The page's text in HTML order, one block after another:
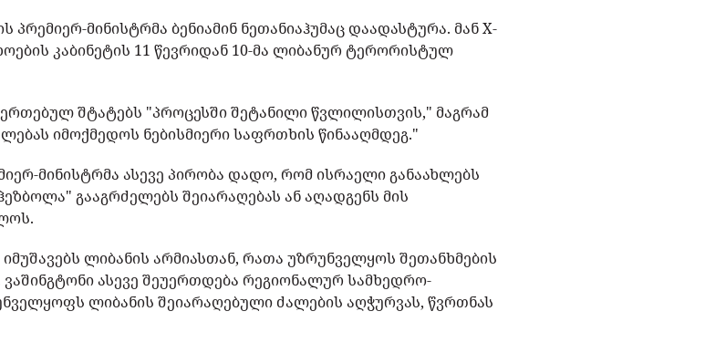
პრემიერ-მინისტრმა ბენიამინ ნეთანიაჰუმაც დაადასტურა. მან X-
კაბინეტის 11 წევრიდან 10-მა ლიბანურ ტერორისტულ
შტატებს "პროცესში შეტანილი წვლილისთვის," მაგრამ
იმოქმედოს ნებისმიერი საფრთხის წინააღმდეგ."
მინისტრმა ასევე პირობა დადო, რომ ისრაელი განაახლებს
გააგრძელებს შეიარაღებას ან აღადგენს მის
ლიბანის არმიასთან, რათა უზრუნველყოს შეთანხმების
ასევე შეუერთდება რეგიონალურ სამხედრო-
ლიბანის შეიარაღებული ძალების აღჭურვას, წვრთნას